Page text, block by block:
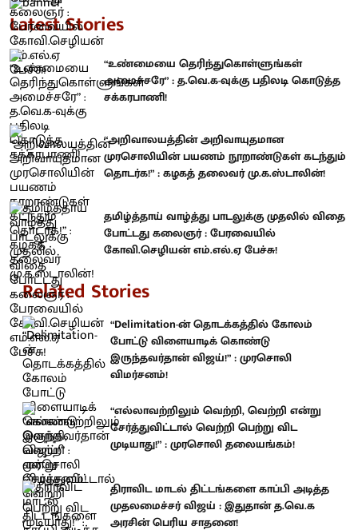
Latest Stories
“உண்மையை தெரிந்துகொள்ளுங்கள்
அமைச்சரே” : த.வெ.க-வுக்கு பதிலடி கொடுத்த
சக்கரபாணி!
“அறிவாலயத்தின் அறிவாயுதமான
முரசொலியின் பயணம் நூறாண்டுகள் கடந்தும்
தொடர்க!” : கழகத் தலைவர் மு.க.ஸ்டாலின்!
தமிழ்த்தாய் வாழ்த்து பாடலுக்கு முதலில் விதை
போட்டது கலைஞர் : பேரவையில்
கோவி.செழியன் எம்.எல்.ஏ பேச்சு!
Related Stories
“Delimitation-ன் தொடக்கத்தில் கோலம்
போட்டு விளையாடிக் கொண்டு
இருந்தவர்தான் விஜய்!” : முரசொலி
விமர்சனம்!
“எல்லாவற்றிலும் வெற்றி, வெற்றி என்று
சேர்த்துவிட்டால் வெற்றி பெற்று விட
முடியாது!” : முரசொலி தலையங்கம்!
திராவிட மாடல் திட்டங்களை காப்பி அடித்த
முதலமைச்சர் விஜய் : இதுதான் த.வெ.க
அரசின் பெரிய சாதனை!